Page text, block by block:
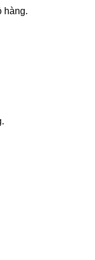
hàng.